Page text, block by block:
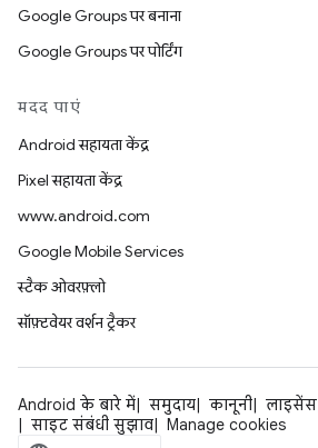
Google Groups पर बनाना
Google Groups पर पोर्टिंग
मदद पाएं
Android सहायता केंद्र
Pixel सहायता केंद्र
www.android.com
Google Mobile Services
स्टैक ओवरफ़्लो
सॉफ़्टवेयर वर्शन ट्रैकर
Android के बारे में समुदाय कानूनी लाइसेंस
साइट संबंधी सुझाव
Manage cookies